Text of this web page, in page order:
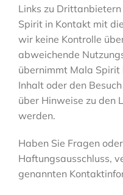
Links zu
Spirit in Kontakt mit
wir keine Kontrolle
abweichende
übernimmt Mala Spirit
Inhalt oder den
über Hinweise zu den
werden.
Haben Sie Fragen
Haftungsausschluss,
genannten